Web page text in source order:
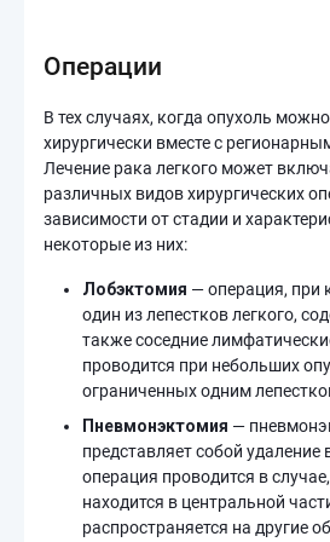
Операции
В тех случаях, когда опухоль
хирургически вместе с
Лечение рака легкого может
различных видов хирургических
зависимости от стадии и
некоторые из них:
Лобэктомия — операция, при
один из лепестков легкого,
также соседние
проводится при небольших
ограниченных одним
Пневмонэктомия —
представляет собой удаление
операция проводится в
находится в центральной
распространяется на другие